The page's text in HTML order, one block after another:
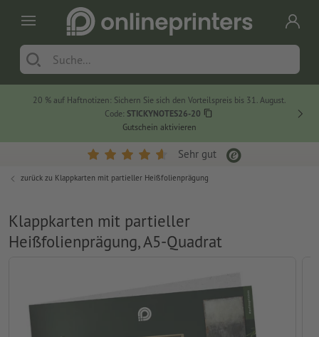
20 % auf Haftnotizen: Sichern Sie sich den Vorteilspreis bis 31. August.
Code: STICKYNOTES26-20
Gutschein aktivieren
Sehr gut
zurück zu Klappkarten mit partieller Heißfolienprägung
Klappkarten mit partieller
Heißfolienprägung, A5-Quadrat